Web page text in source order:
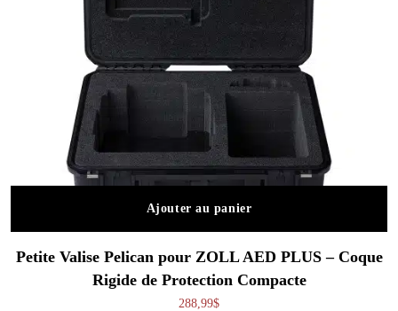
Ajouter au panier
Petite Valise Pelican pour ZOLL AED PLUS – Coque
Rigide de Protection Compacte
288,99$